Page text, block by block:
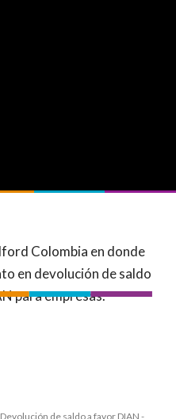
Devolución de saldo a favor DIAN -